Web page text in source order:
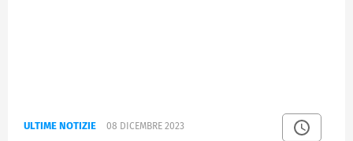
ULTIME NOTIZIE 08 DICEMBRE 2023